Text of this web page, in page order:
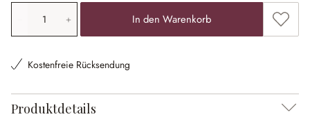
Produkt Anzahl: Gib den gewünschten Wert ein oder
In den Warenkorb Zum
Kostenfreie Rücksendung
Produktdetails